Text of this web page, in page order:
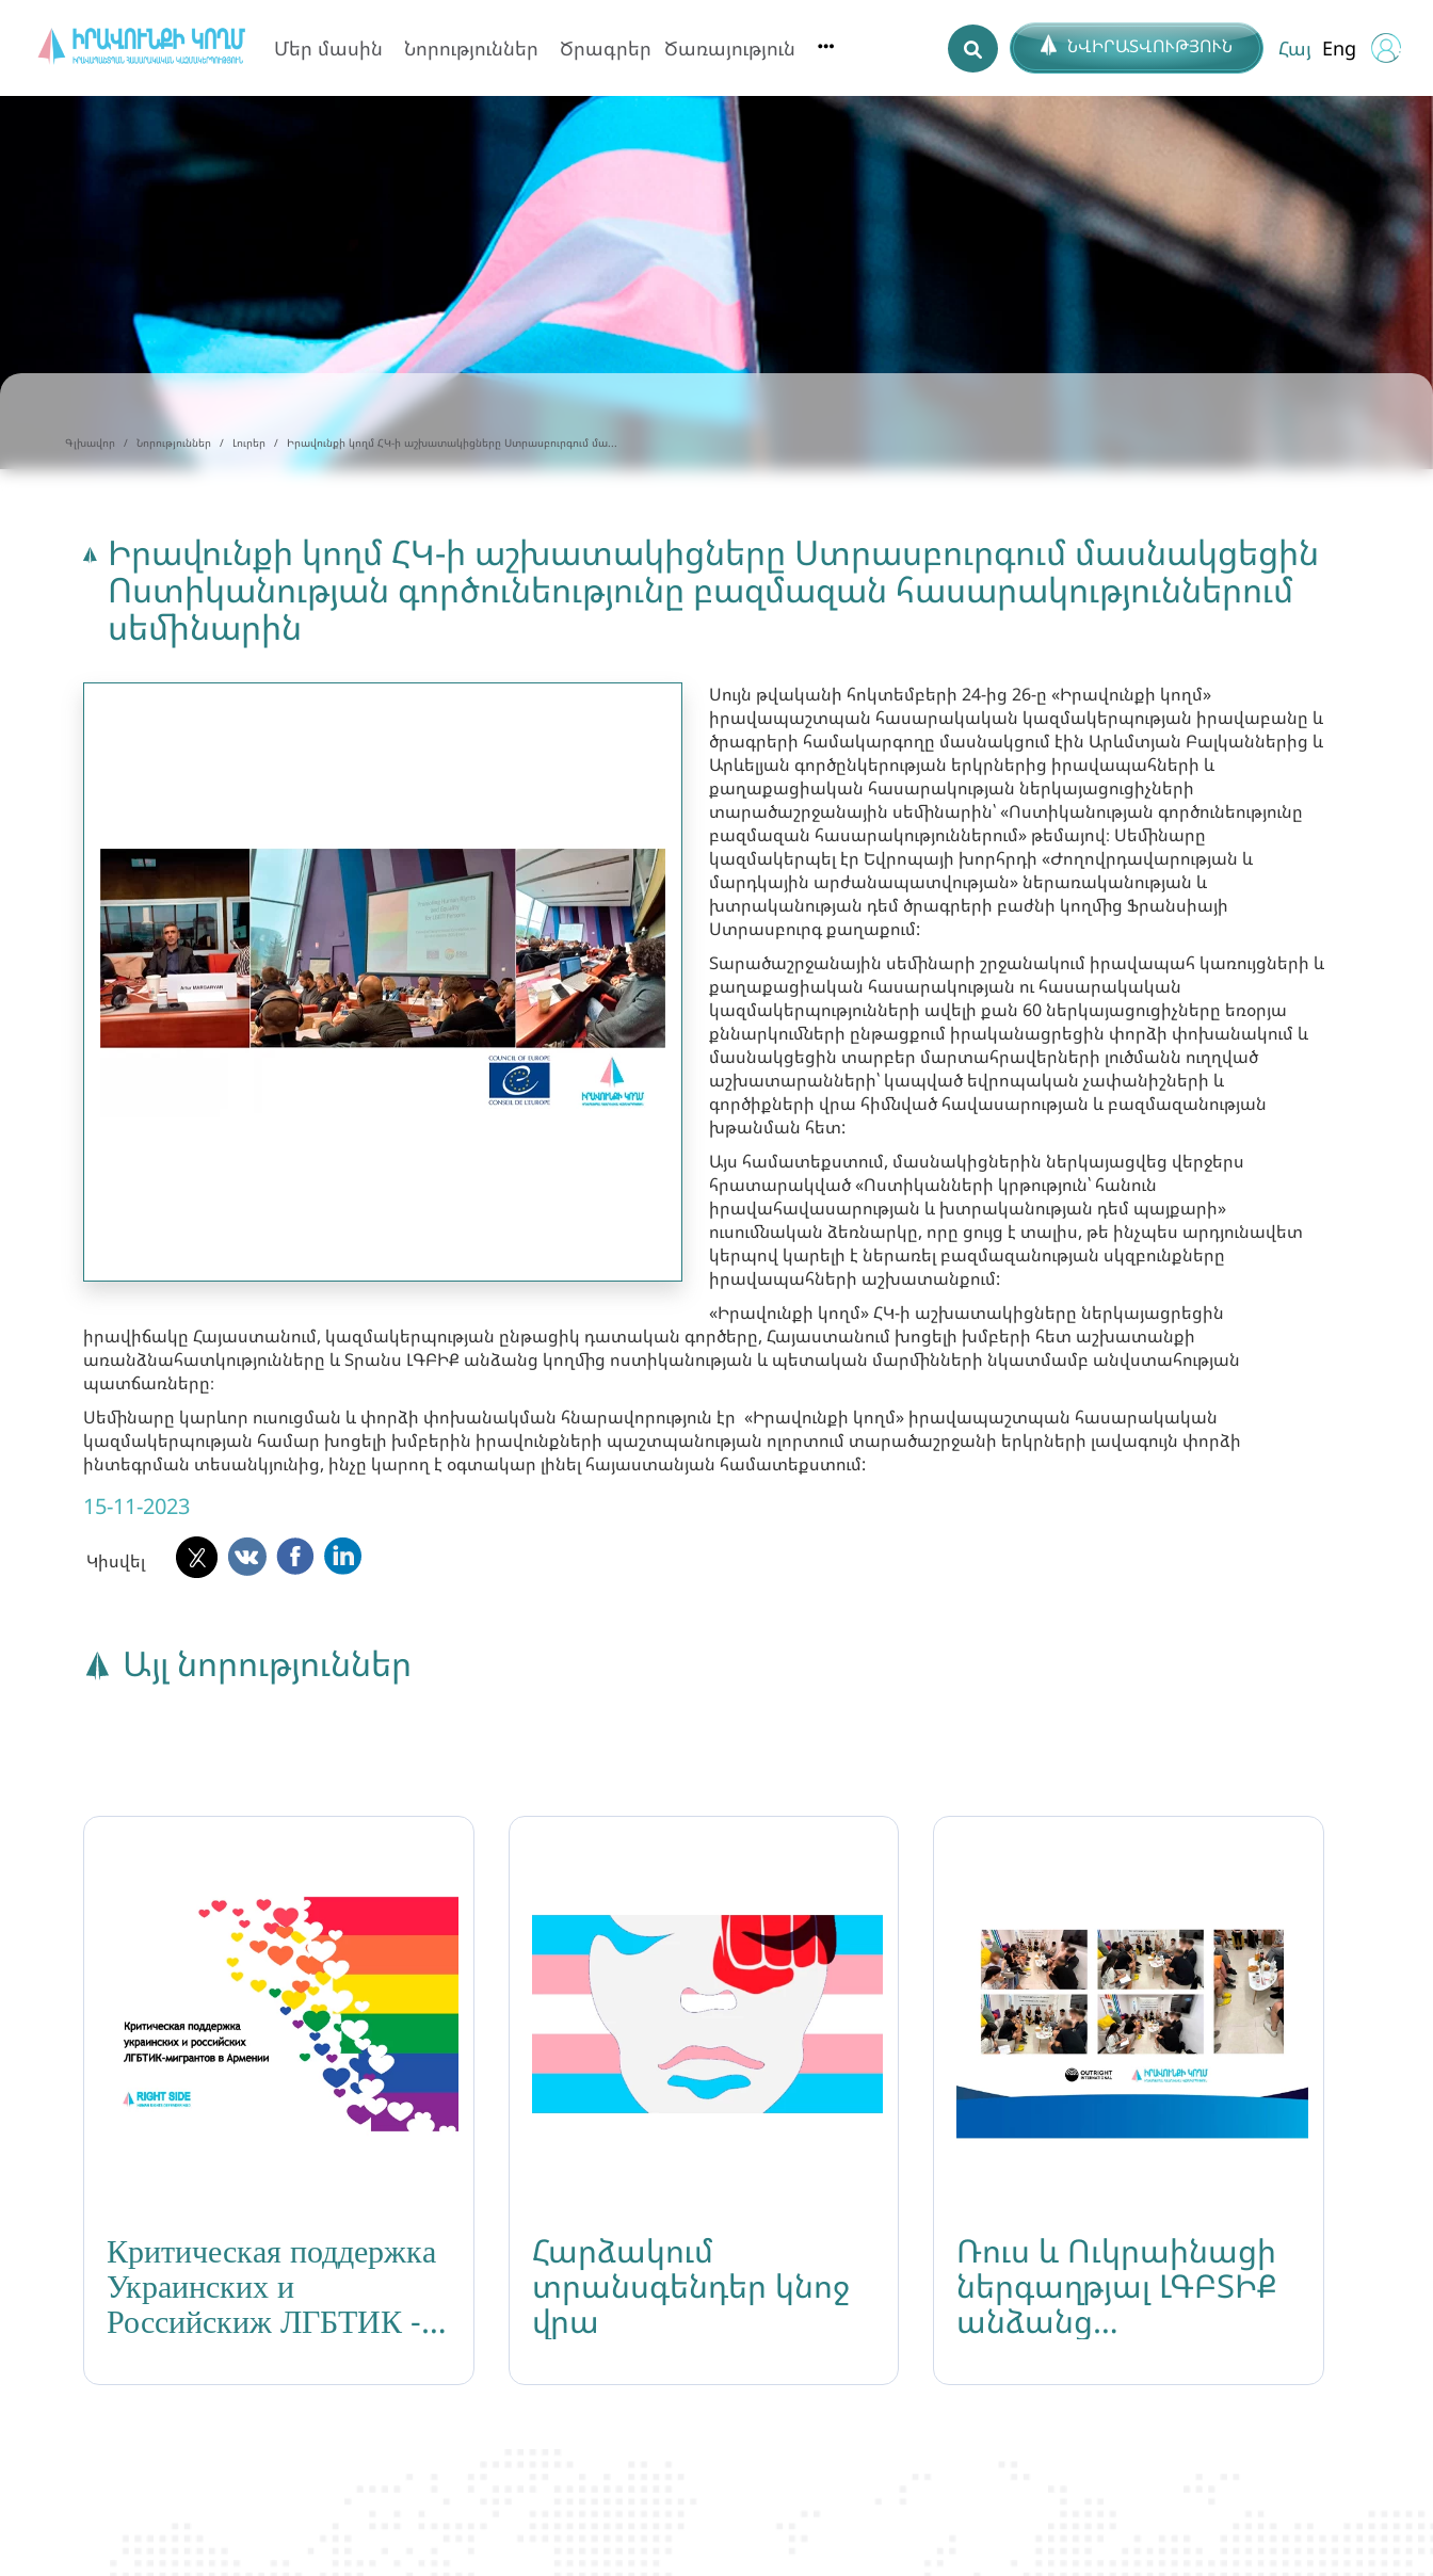
Մեր մասին Նորություններ Ծրագրեր Ծառայություն ՆՎԻՐԱՏՎՈՒԹՅՈՒՆ Հայ Eng
Գլխավոր Նորություններ Լուրեր Իրավունքի կողմ ՀԿ-ի աշխատակիցները Ստրասբուրգում մա...
Իրավունքի կողմ ՀԿ-ի աշխատակիցները Ստրասբուրգում մասնակցեցին
Ոստիկանության գործունեությունը բազմազան հասարակություններում
սեմինարին
Սույն թվականի հոկտեմբերի 24-ից 26-ը «Իրավունքի կողմ»
իրավապաշտպան հասարակական կազմակերպության իրավաբանը և
ծրագրերի համակարգողը մասնակցում էին Արևմտյան Բալկաններից և
Արևելյան գործընկերության երկրներից իրավապահների և
քաղաքացիական հասարակության ներկայացուցիչների
տարածաշրջանային սեմինարին՝ «Ոստիկանության գործունեությունը
բազմազան հասարակություններում» թեմայով։ Սեմինարը
կազմակերպել էր Եվրոպայի խորհրդի «Ժողովրդավարության և
մարդկային արժանապատվության» ներառականության և
խտրականության դեմ ծրագրերի բաժնի կողմից Ֆրանսիայի
Ստրասբուրգ քաղաքում:
Տարածաշրջանային սեմինարի շրջանակում իրավապահ կառույցների և
քաղաքացիական հասարակության ու հասարակական
կազմակերպությունների ավելի քան 60 ներկայացուցիչները եռօրյա
քննարկումների ընթացքում իրականացրեցին փորձի փոխանակում և
մասնակցեցին տարբեր մարտահրավերների լուծմանն ուղղված
աշխատարանների՝ կապված եվրոպական չափանիշների և
գործիքների վրա հիմնված հավասարության և բազմազանության
խթանման հետ:
Այս համատեքստում, մասնակիցներին ներկայացվեց վերջերս
հրատարակված «Ոստիկանների կրթություն՝ հանուն
իրավահավասարության և խտրականության դեմ պայքարի»
ուսումնական ձեռնարկը, որը ցույց է տալիս, թե ինչպես արդյունավետ
կերպով կարելի է ներառել բազմազանության սկզբունքները
իրավապահների աշխատանքում:
«Իրավունքի կողմ» ՀԿ-ի աշխատակիցները ներկայացրեցին
իրավիճակը Հայաստանում, կազմակերպության ընթացիկ դատական գործերը, Հայաստանում խոցելի խմբերի հետ աշխատանքի
առանձնահատկությունները և Տրանս ԼԳԲԻՔ անձանց կողմից ոստիկանության և պետական մարմինների նկատմամբ անվստահության
պատճառները։
Սեմինարը կարևոր ուսուցման և փորձի փոխանակման հնարավորություն էր «Իրավունքի կողմ» իրավապաշտպան հասարակական
կազմակերպության համար խոցելի խմբերին իրավունքների պաշտպանության ոլորտում տարածաշրջանի երկրների լավագույն փորձի
ինտեգրման տեսանկյունից, ինչը կարող է օգտակար լինել հայաստանյան համատեքստում:
15-11-2023
Կիսվել
Այլ նորություններ
Критическая поддержка
Украинских и
Российскиж ЛГБТИК -
Հարձակում
տրանսգենդեր կնոջ
վրա
Ռուս և Ուկրաինացի
ներգաղթյալ ԼԳԲՏԻՔ
անձանց
սոցիալական